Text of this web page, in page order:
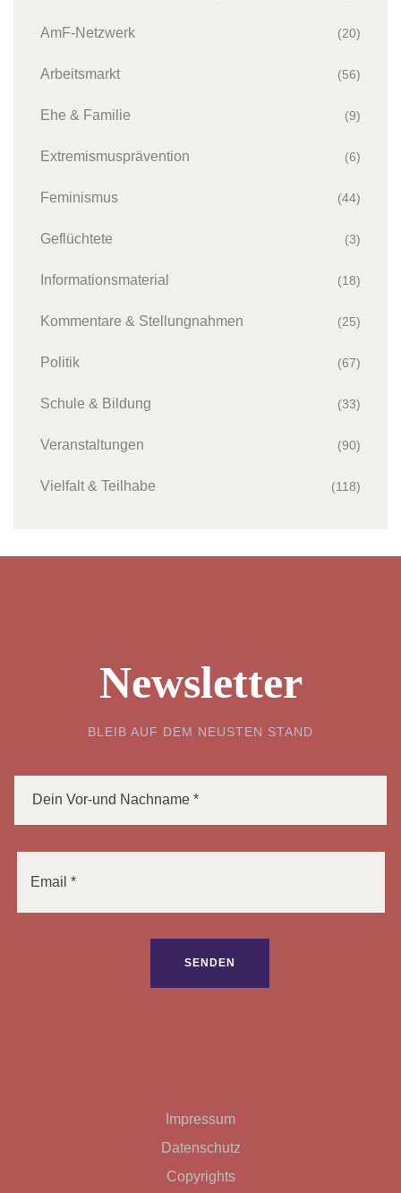
AmF-Netzwerk (20)
Arbeitsmarkt (56)
Ehe & Familie (9)
Extremismusprävention (6)
Feminismus (44)
Geflüchtete (3)
Informationsmaterial (18)
Kommentare & Stellungnahmen (25)
Politik (67)
Schule & Bildung (33)
Veranstaltungen (90)
Vielfalt & Teilhabe (118)
Newsletter
BLEIB AUF DEM NEUSTEN STAND
Impressum
Datenschutz
Copyrights